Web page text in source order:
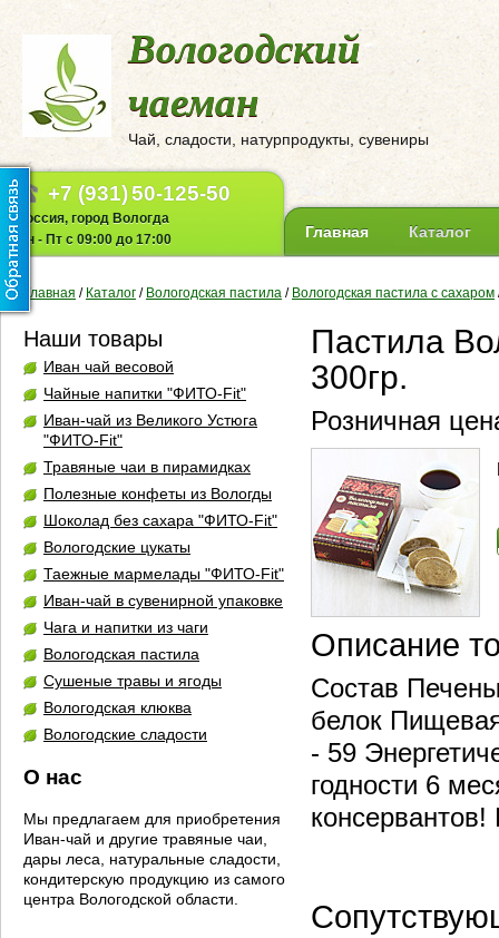
Вологодский
чаеман
Чай, сладости, натурпродукты, сувениры
+7 (931)50-125-50
Россия, город Вологда
Пн - Пт с 09:00 до 17:00
Главная Каталог
Главная / Каталог / Вологодская пастила / Вологодская пастила с сахаром
Наши товары
Иван чай весовой
Чайные напитки "ФИТО-Fit"
Иван-чай из Великого Устюга
"ФИТО-Fit"
Травяные чаи в пирамидках
Полезные конфеты из Вологды
Шоколад без сахара "ФИТО-Fit"
Вологодские цукаты
Таежные мармелады "ФИТО-Fit"
Иван-чай в сувенирной упаковке
Чага и напитки из чаги
Вологодская пастила
Сушеные травы и ягоды
Вологодская клюква
Вологодские сладости
О нас
Мы предлагаем для приобретения
Иван-чай и другие травяные чаи,
дары леса, натуральные сладости,
кондитерскую продукцию из самого
центра Вологодской области.
Пастила
300гр.
Розничная
Описание
Состав
белок
- 59
годности 6